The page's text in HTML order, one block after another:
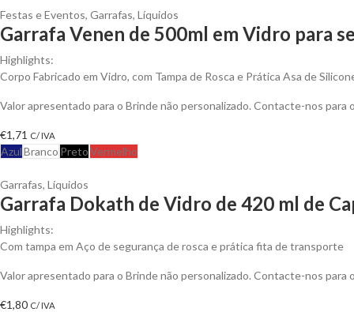
Festas e Eventos, Garrafas, Líquidos
Garrafa Venen de 500ml em Vidro para
Highlights:
Corpo Fabricado em Vidro, com Tampa de Rosca e Prática Asa de
Valor apresentado para o Brinde não personalizado. Contacte-nos
€1,71 C/ IVA
AzulBranco PretoVermelho
Garrafas, Líquidos
Garrafa Dokath de Vidro de 420 ml de
Highlights:
Com tampa em Aço de segurança de rosca e prática fita de transporte
Valor apresentado para o Brinde não personalizado. Contacte-nos
€1,80 C/ IVA